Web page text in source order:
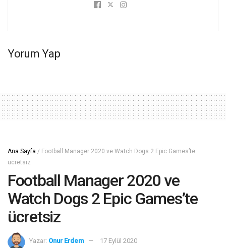
Yorum Yap
Ana Sayfa / Football Manager 2020 ve Watch Dogs 2 Epic Games’te
ücretsiz
Football Manager 2020 ve
Watch Dogs 2 Epic Games’te
ücretsiz
Yazar: Onur Erdem 17 Eylül 2020